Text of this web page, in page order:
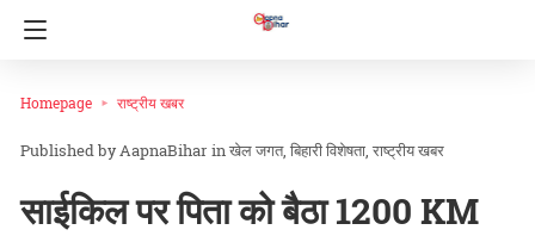
Homepage राष्ट्रीय खबर
AapnaBihar inखेल जगत बिहारी विशेषता राष्ट्रीय खबर
साईकिल पर पिता को बैठा 1200 KM